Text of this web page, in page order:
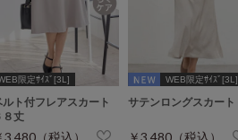
限定ｻｲｽﾞ[3L]
ルト付フレアスカート
８丈
3,480（税込）
WEB限定ｻｲｽﾞ[3L]
サテンロングスカート
￥3,480（税込）